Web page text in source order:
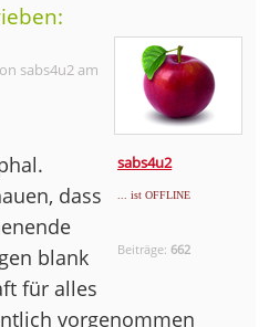
sabs4u2
... ist OFFLINE
Beiträge:662
sabs4u2 am
dass
blank
für alles
vorgenommen